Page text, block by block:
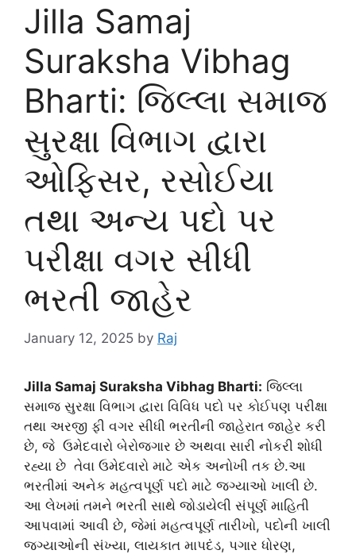
Jilla Samaj
Suraksha Vibhag
Bharti: જિલ્લા સમાજ
સુરક્ષા વિભાગ દ્વારા
ઓફિસર, રસોઈયા
તથા અન્ય પદો પર
પરીક્ષા વગર સીધી
ભરતી જાહેર
January 12, 2025 by Raj
Jilla Samaj Suraksha Vibhag Bharti: જિલ્લા
સમાજ સુરક્ષા વિભાગ દ્વારા વિવિધ પદો પર કોઈપણ પરીક્ષા
તથા અરજી ફી વગર સીધી ભરતીની જાહેરાત જાહેર કરી
છે, જે ઉમેદવારો બેરોજગાર છે અથવા સારી નોકરી શોધી
રહ્યા છે તેવા ઉમેદવારો માટે એક અનોખી તક છે.આ
ભરતીમાં અનેક મહત્વપૂર્ણ પદો માટે જગ્યાઓ ખાલી છે.
આ લેખમાં તમને ભરતી સાથે જોડાયેલી સંપૂર્ણ માહિતી
આપવામાં આવી છે, જેમાં મહત્વપૂર્ણ તારીખો, પદોની ખાલી
જગ્યાઓની સંખ્યા, લાયકાત માપદંડ, પગાર ધોરણ,